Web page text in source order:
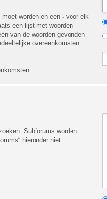
worden en een - voor elk
een lijst met woorden
van de woorden gevonden
overeenkomsten.
Subforums worden
hieronder niet